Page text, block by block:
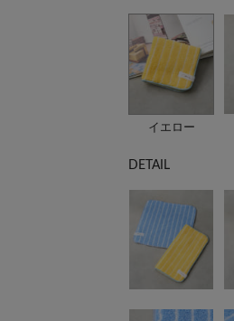
イエロー
DETAIL